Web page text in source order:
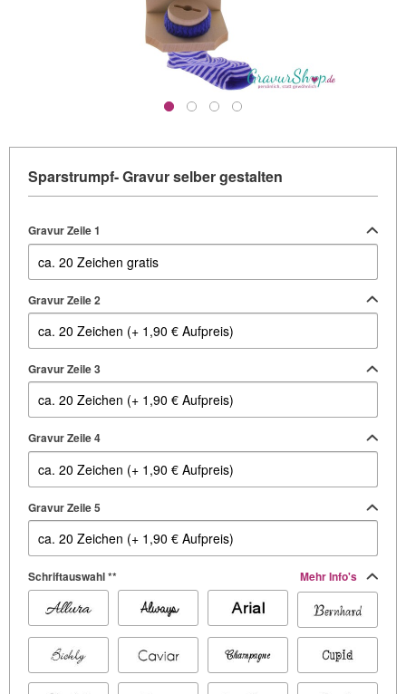
Sparstrumpf- Gravur selber gestalten
Gravur Zeile 1
Gravur Zeile 2
Gravur Zeile 3
Gravur Zeile 4
Gravur Zeile 5
Schriftauswahl ** Mehr Info's